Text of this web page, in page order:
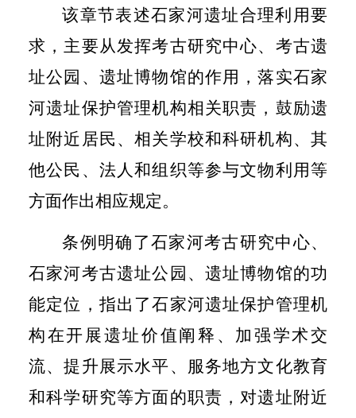
该章节表述石家河遗址合理利用要
求，主要从发挥考古研究中心、考古遗
址公园、遗址博物馆的作用，落实石家
河遗址保护管理机构相关职责，鼓励遗
址附近居民、相关学校和科研机构、其
他公民、法人和组织等参与文物利用等
方面作出相应规定。
条例明确了石家河考古研究中心、
石家河考古遗址公园、遗址博物馆的功
能定位，指出了石家河遗址保护管理机
构在开展遗址价值阐释、加强学术交
流、提升展示水平、服务地方文化教育
和科学研究等方面的职责，对遗址附近